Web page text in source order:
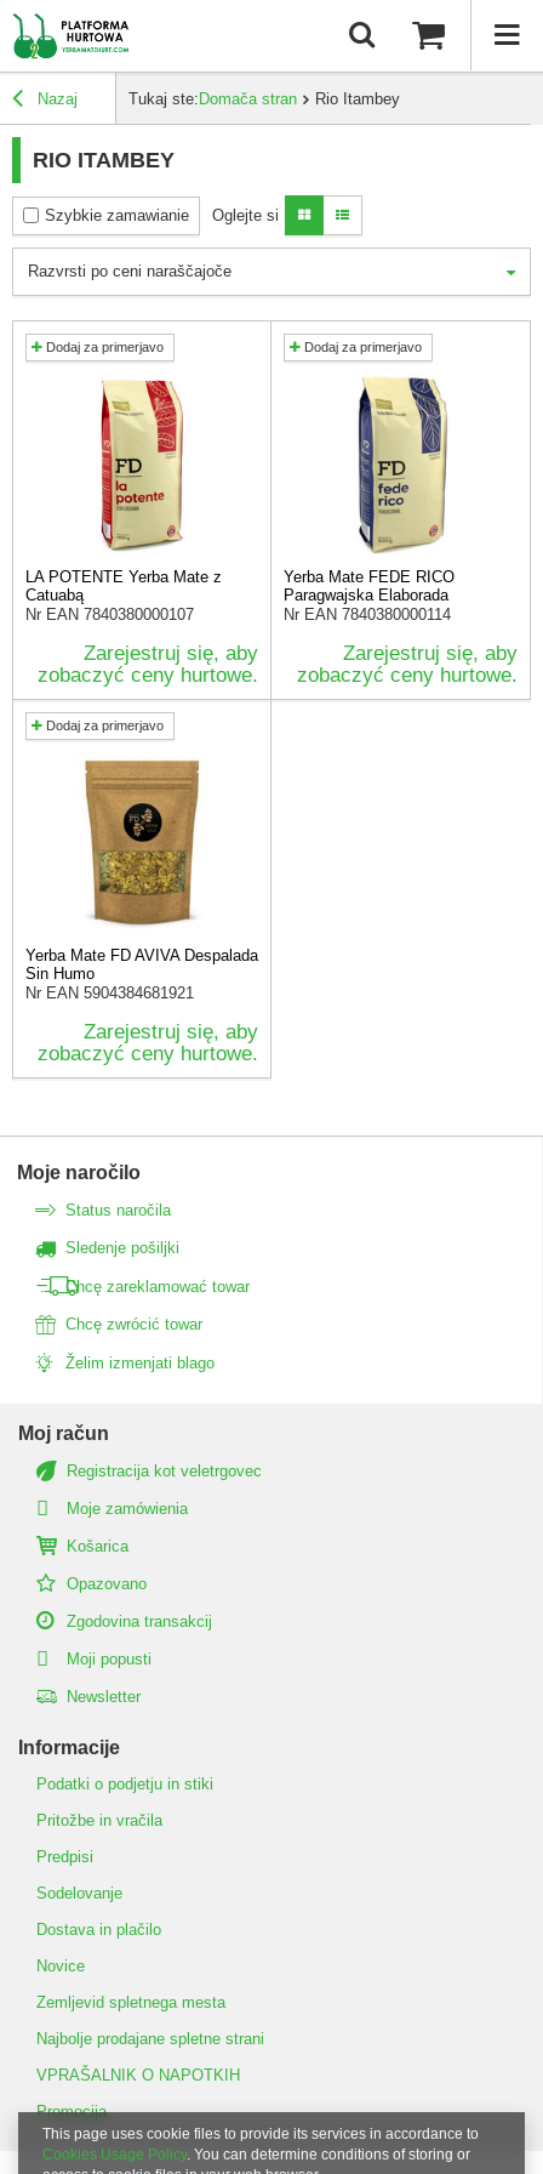
Nazaj Tukaj ste: Domača stran Rio Itambey
RIO ITAMBEY
Szybkie zamawianie Oglejte si
Razvrsti po ceni naraščajoče
Dodaj za primerjavo
LA POTENTE Yerba Mate z
Catuabą
Nr EAN 7840380000107
Zarejestruj się, aby
zobaczyć ceny hurtowe.
Dodaj za primerjavo
Yerba Mate FEDE RICO
Paragwajska Elaborada
Nr EAN 7840380000114
Zarejestruj się, aby
zobaczyć ceny hurtowe.
Dodaj za primerjavo
Yerba Mate FD AVIVA Despalada
Sin Humo
Nr EAN 5904384681921
Zarejestruj się, aby
zobaczyć ceny hurtowe.
Moje naročilo
Status naročila
Sledenje pošiljki
Chcę zareklamować towar
Chcę zwrócić towar
Želim izmenjati blago
Moj račun
Registracija kot veletrgovec
Moje zamówienia
Košarica
Opazovano
Zgodovina transakcij
Moji popusti
Newsletter
Informacije
Podatki o podjetju in stiki
Pritožbe in vračila
Predpisi
Sodelovanje
Dostava in plačilo
Novice
Zemljevid spletnega mesta
Najbolje prodajane spletne strani
VPRAŠALNIK O NAPOTKIH
Promocija
This page uses cookie files to provide its services in accordance to
Cookies Usage Policy. You can determine conditions of storing or